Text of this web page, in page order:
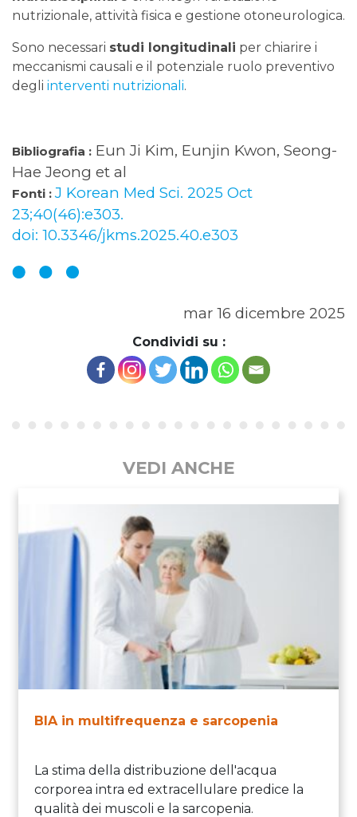
nutrizionale, attività fisica e gestione otoneurologica.
Sono necessari studi longitudinali per chiarire i
meccanismi causali e il potenziale ruolo preventivo
degli interventi nutrizionali.
Bibliografia : Eun Ji Kim, Eunjin Kwon, Seong-
Hae Jeong et al
Fonti :J Korean Med Sci. 2025 Oct
23;40(46):e303.
doi: 10.3346/jkms.2025.40.e303
mar 16 dicembre 2025
Condividi su :
VEDI ANCHE
BIA in multifrequenza e sarcopenia
La stima della distribuzione dell'acqua
corporea intra ed extracellulare predice la
qualità dei muscoli e la sarcopenia.